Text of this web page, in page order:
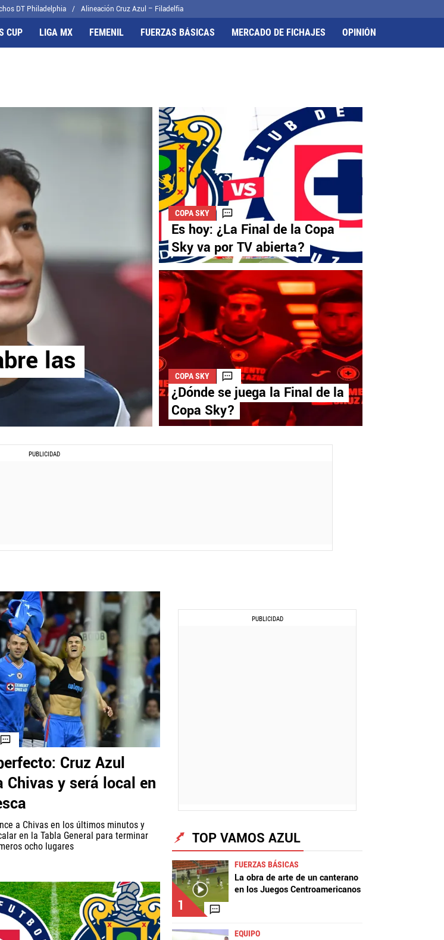
DT Philadelphia Alineación Cruz Azul – Filadelfia
CUP LIGA MX FEMENIL FUERZAS BÁSICAS MERCADO DE FICHAJES OPINIÓN
las
COPA SKY
Es hoy: ¿La Final de la Copa
Sky va por TV abierta?
COPA SKY
¿Dónde se juega la Final de la
Copa Sky?
Cruz Azul
Chivas y será local en
a Chivas en los últimos minutos y
en la Tabla General para terminar
ocho lugares
TOP VAMOS AZUL
1
FUERZAS BÁSICAS
La obra de arte de un canterano
en los Juegos Centroamericanos
EQUIPO